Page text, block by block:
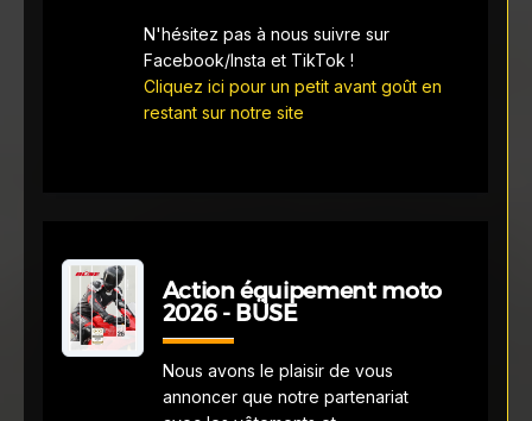
N'hésitez pas à nous suivre sur
Facebook/Insta et TikTok !
Cliquez ici pour un petit avant goût en
restant sur notre site
Action équipement moto
2026 - BÜSE
Nous avons le plaisir de vous
annoncer que notre partenariat